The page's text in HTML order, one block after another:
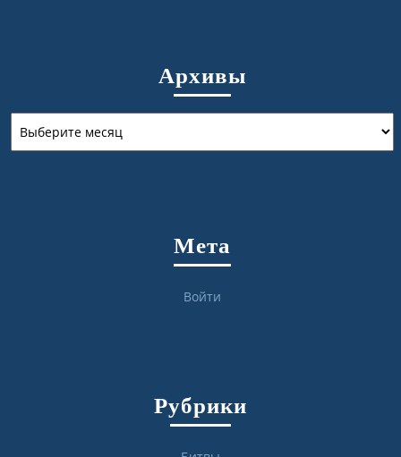
Архивы
Мета
Войти
Рубрики